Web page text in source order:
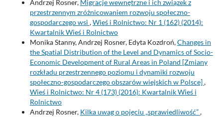
Andrzej Rosner, Migracje wewnętrzne i ich związek z
przestrzennym zróżnicowaniem rozwoju społeczno-
gospodarczego wsi ,Wieś i Rolnictwo: Nr 1 (162) (2014):
Kwartalnik Wieś i Rolnictwo
Monika Stanny, Andrzej Rosner, Edyta Kozdroń,Changes in
the Spatial Distribution of the Level and Dynamics of Socio-
Economic Development of Rural Areas in Poland [Zmiany
rozkładu przestrzennego poziomu i dynamiki rozwoju
społeczno-gospodarczego obszarów wiejskich w Polsce],
Wieś i Rolnictwo: Nr 4 (173) (2016): Kwartalnik Wieś i
Rolnictwo
Andrzej Rosner, Kilka uwag o pojęciu „sprawiedliwość”,